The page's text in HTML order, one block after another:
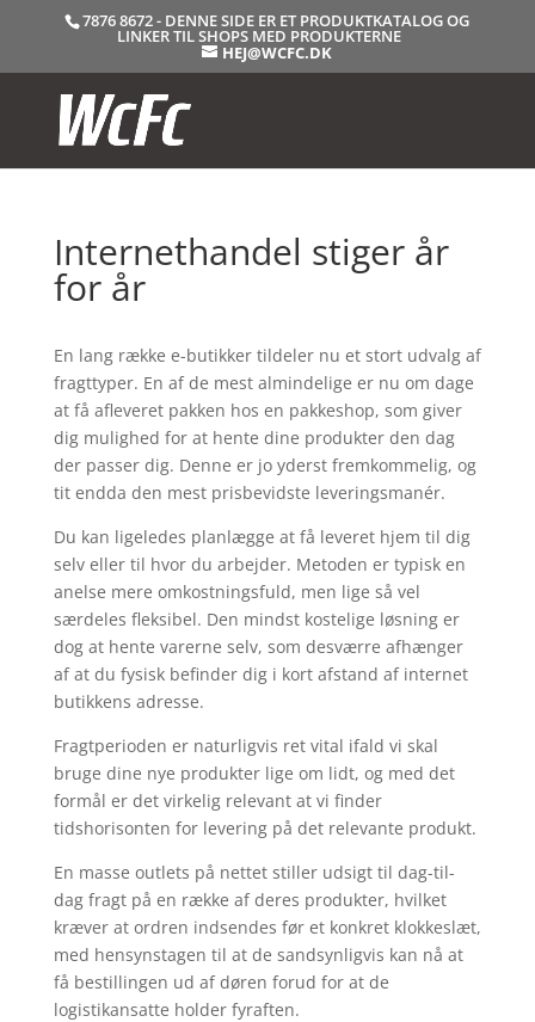
7876 8672 - DENNE SIDE ER ET PRODUKTKATALOG OG
LINKER TIL SHOPS MED PRODUKTERNE
HEJ@WCFC.DK
Internethandel stiger år
for år
En lang række e-butikker tildeler nu et stort udvalg af
fragttyper. En af de mest almindelige er nu om dage
at få afleveret pakken hos en pakkeshop, som giver
dig mulighed for at hente dine produkter den dag
der passer dig. Denne er jo yderst fremkommelig, og
tit endda den mest prisbevidste leveringsmanér.
Du kan ligeledes planlægge at få leveret hjem til dig
selv eller til hvor du arbejder. Metoden er typisk en
anelse mere omkostningsfuld, men lige så vel
særdeles fleksibel. Den mindst kostelige løsning er
dog at hente varerne selv, som desværre afhænger
af at du fysisk befinder dig i kort afstand af internet
butikkens adresse.
Fragtperioden er naturligvis ret vital ifald vi skal
bruge dine nye produkter lige om lidt, og med det
formål er det virkelig relevant at vi finder
tidshorisonten for levering på det relevante produkt.
En masse outlets på nettet stiller udsigt til dag-til-
dag fragt på en række af deres produkter, hvilket
kræver at ordren indsendes før et konkret klokkeslæt,
med hensynstagen til at de sandsynligvis kan nå at
få bestillingen ud af døren forud for at de
logistikansatte holder fyraften.